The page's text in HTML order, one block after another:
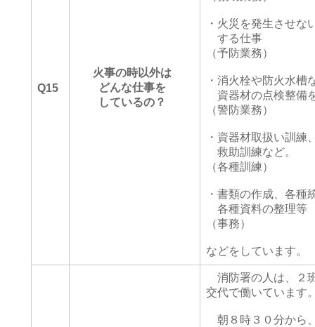
Q15
火事の時以外は
どんな仕事を
しているの？
・火災を発生させな
する仕事
（予防業務）
・消火栓や防火水槽
資器材の点検整備
（警防業務）
・資器材取扱い訓練
救助訓練など。
（各種訓練）
・書類の作成、各種
各種資料の整理等
（事務）
などをしています。
消防署の人は、２
交代で働いています
朝８時３０分から